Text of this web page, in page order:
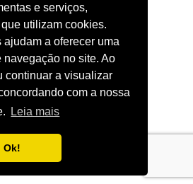
e serviços,
utilizam cookies.
ajudam a oferecer uma
no site. Ao
continuar a visualizar
com a nossa
Leia mais
Ok!